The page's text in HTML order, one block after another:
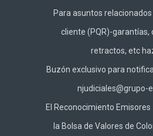
Para asuntos relacionados
cliente (PQR)-garantías,
retractos, etc
Buzón exclusivo para
njudiciales@grupo-
El Reconocimiento
la Bolsa de Valores de